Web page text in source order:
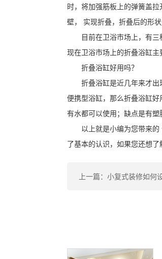
时，将加强筋板上的弹簧盖
壁， 实现折叠，折叠后的形
目前在卫浴市场上，有
现在卫浴市场上的折叠浴缸主
折叠浴缸好用吗？
折叠浴缸是近几年来才
便携型浴缸，那么折叠浴缸
有水都可以使用；缺点是有塑
以上就是小编为您带来
了基本的认识，如果您还想了
上一篇：小复式装修如何